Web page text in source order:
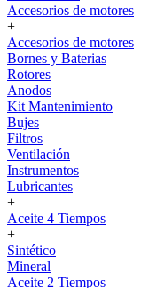
Accesorios de motores
+
Accesorios de motores
Bornes y Baterias
Rotores
Anodos
Kit Mantenimiento
Bujes
Filtros
Ventilación
Instrumentos
Lubricantes
+
Aceite 4 Tiempos
+
Sintético
Mineral
Aceite 2 Tiempos